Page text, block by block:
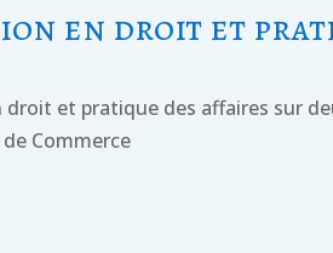
en droit et
et pratique des affaires sur
Commerce